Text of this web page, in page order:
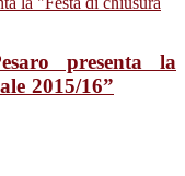
presenta la
2015/16”